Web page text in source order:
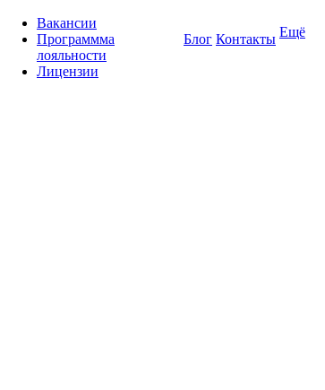
Вакансии
Программма
лояльности
Лицензии
Блог Контакты Ещё